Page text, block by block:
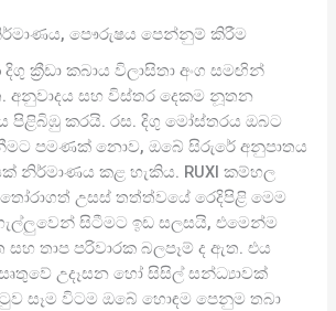
පෞරුෂය පෙන්නුම් කිරීම
දිගු ක්‍රීඩා කබාය විලාසිතා අංග සමඟින්
අනුවාදය සහ විස්තර දෙකම නූතන
කරයි. රස. දිගු මෝස්තරය ඔබට
පමණක් නොව, ඔබේ සිරුරේ අනුපාතය
නිර්මාණය කළ හැකිය. RUXI කම්හල
උසස් තත්ත්වයේ රෙදිපිළි මෙම
සිටීමට ඉඩ සලසයි, එමෙන්ම
තාප පරිවාරක බලපෑම් ද ඇත. එය
උදෑසන හෝ සිසිල් සන්ධ්‍යාවක්
සෑම විටම ඔබේ හොඳම පෙනුම තබා